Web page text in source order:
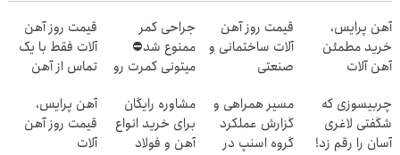
آهن پرایس،
خرید مطمئن
آهن آلات
قیمت روز آهن
آلات ساختمانی و
صنعتی
جراحی کمر
ممنوع شد⛔
میتونی کمرت رو
کنی! 👈🏻
پرسش‌نامه
قیمت روز آهن
آلات فقط با یک
تماس از آهن
چربیسوزی که
شگفتی لاغری
آسان را رقم زد!
مسیر همراهی و
گزارش عملکرد
گروه اسنپ در
مشاوره رایگان
برای خرید انواع
آهن و فولاد
آهن پرایس،
قیمت روز آهن
آلات